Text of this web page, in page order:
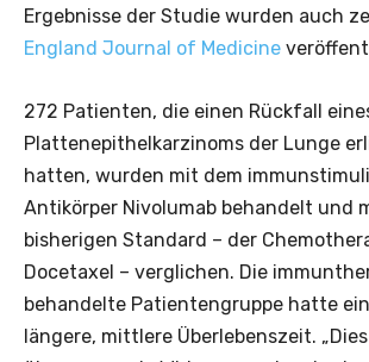
Ergebnisse der Studie wurden auch
England Journal of Medicine
272 Patienten, die einen Rückfall
Plattenepithelkarzinoms der Lunge
hatten, wurden mit dem
Antikörper Nivolumab behandelt und
bisherigen Standard – der
Docetaxel – verglichen. Die
behandelte Patientengruppe hatte
längere, mittlere Überlebenszeit.